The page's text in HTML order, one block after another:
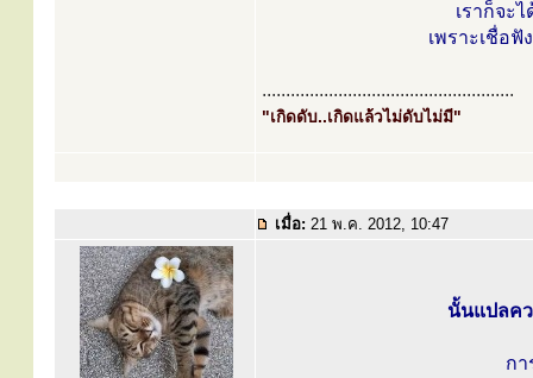
เราก็จะ
เพราะเชื่อ
.....................................................
"เกิดดับ..เกิดแล้วไม่ดับไม่มี"
เมื่อ: 21 พ.ค. 2012, 10:47
นั้นแปลคว
ก